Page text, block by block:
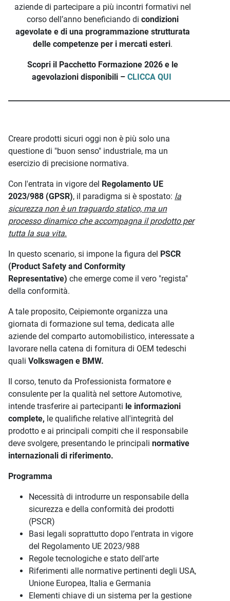
aziende di partecipare a più incontri formativi nel
corso dell’anno beneficiando di condizioni
agevolate e di una programmazione strutturata
delle competenze per i mercati esteri.
Scopri il Pacchetto Formazione 2026 e le
agevolazioni disponibili – CLICCA QUI
Creare prodotti sicuri oggi non è più solo una
questione di "buon senso" industriale, ma un
esercizio di precisione normativa.
Con l'entrata in vigore del Regolamento UE
2023/988 (GPSR), il paradigma si è spostato: la
sicurezza non è un traguardo statico, ma un
processo dinamico che accompagna il prodotto per
tutta la sua vita.
In questo scenario, si impone la figura del PSCR
(Product Safety and Conformity
Representative) che emerge come il vero "regista"
della conformità.
A tale proposito, Ceipiemonte organizza una
giornata di formazione sul tema, dedicata alle
aziende del comparto automobilistico, interessate a
lavorare nella catena di fornitura di OEM tedeschi
quali Volkswagen e BMW.
Il corso, tenuto da Professionista formatore e
consulente per la qualità nel settore Automotive,
intende trasferire ai partecipanti le informazioni
complete, le qualifiche relative all'integrità del
prodotto e ai principali compiti che il responsabile
deve svolgere, presentando le principali normative
internazionali di riferimento.
Programma
Necessità di introdurre un responsabile della
sicurezza e della conformità dei prodotti
(PSCR)
Basi legali soprattutto dopo l’entrata in vigore
del Regolamento UE 2023/988
Regole tecnologiche e stato dell'arte
Riferimenti alle normative pertinenti degli USA,
Unione Europea, Italia e Germania
Elementi chiave di un sistema per la gestione